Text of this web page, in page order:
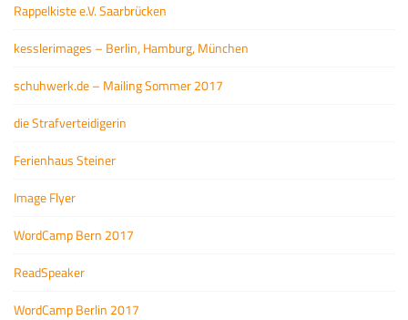
Rappelkiste e.V. Saarbrücken
kesslerimages – Berlin, Hamburg, München
schuhwerk.de – Mailing Sommer 2017
die Strafverteidigerin
Ferienhaus Steiner
Image Flyer
WordCamp Bern 2017
ReadSpeaker
WordCamp Berlin 2017